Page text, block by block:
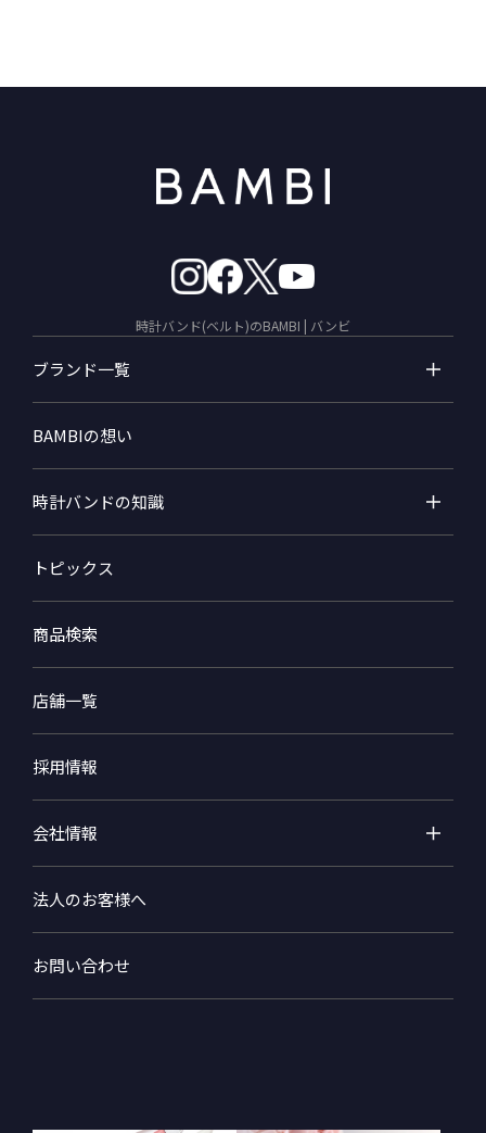
時計バンド(ベルト)のBAMBI | バンビ
ブランド一覧
BAMBIの想い
時計バンドの知識
トピックス
商品検索
店舗一覧
採用情報
会社情報
法人のお客様へ
お問い合わせ